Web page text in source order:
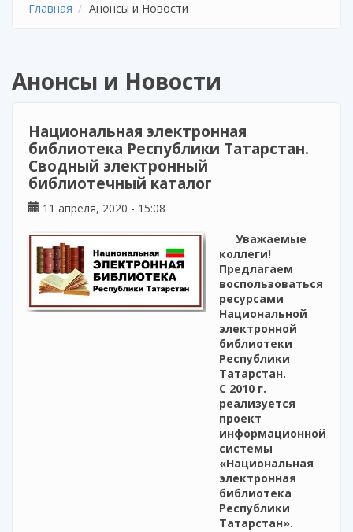
Главная Анонсы и Новости
Анонсы и Новости
Национальная электронная
библиотека Республики Татарстан.
Сводный электронный
библиотечный каталог
11 апреля, 2020 - 15:08
Уважаемые
коллеги!
Предлагаем
воспользоваться
ресурсами
Национальной
электронной
библиотеки
Республики
Татарстан.
С 2010 г.
реализуется
проект
информационной
системы
«Национальная
электронная
библиотека
Республики
Татарстан».